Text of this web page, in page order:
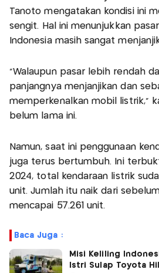
Tanoto mengatakan kondisi ini
sengit. Hal ini menunjukkan
Indonesia masih sangat
"Walaupun pasar lebih rendah
panjangnya menjanjikan dan
memperkenalkan mobil listrik,"
belum lama ini.
Namun, saat ini penggunaan
juga terus bertumbuh. Ini
2024, total kendaraan listrik
unit. Jumlah itu naik dari
mencapai 57.261 unit.
Baca Juga :
Misi Keliling
Istri Sulap Toyota